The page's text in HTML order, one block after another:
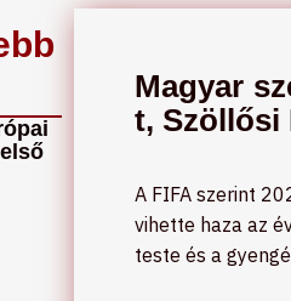
Magyar
t, Szöllősi
A FIFA szerint
vihette haza az
teste és a